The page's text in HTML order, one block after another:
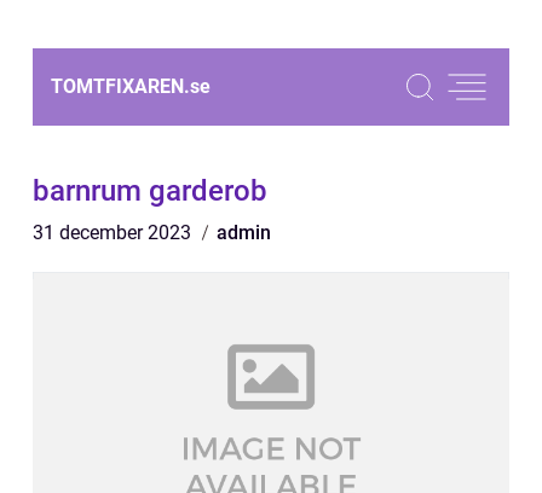
TOMTFIXAREN.se
barnrum garderob
31 december 2023 admin